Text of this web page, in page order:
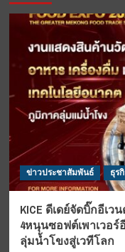
ข่าวประชาสัมพันธ์ ธุร
KICE ดีเดย์จัดบิ๊กอีเวน
4หนุนซอฟต์เพาเวอ
ลุ่มน้ำโขงสู่เวทีโลก